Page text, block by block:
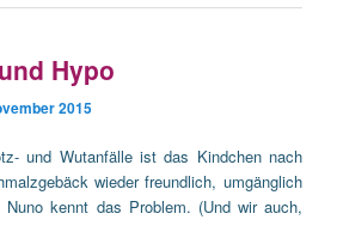
Hypo
2015
und Wutanfälle ist das Kindchen nach
wieder freundlich, umgänglich
kennt das Problem. (Und wir auch,